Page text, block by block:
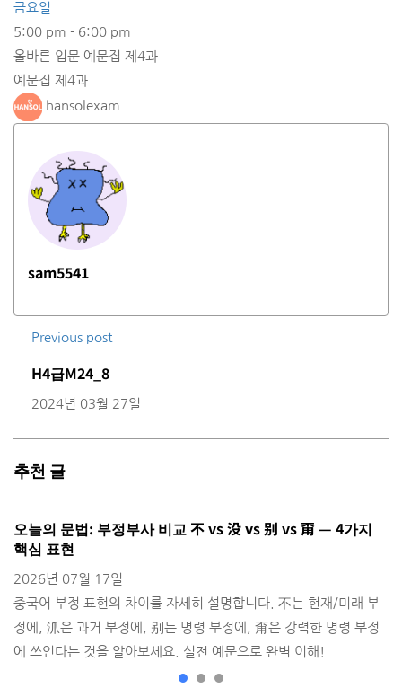
금요일
5:00 pm - 6:00 pm
올바른 입문 예문집 제4과
예문집 제4과
hansolexam
sam5541
Previous post
H4급M24_8
2024년 03월 27일
추천 글
오늘의 문법: 부정부사 비교 不 vs 没 vs 别 vs 甭 — 4가지
핵심 표현
2026년 07월 17일
중국어 부정 표현의 차이를 자세히 설명합니다. 不는 현재/미래 부
정에, 沠은 과거 부정에, 别는 명령 부정에, 甭은 강력한 명령 부정
에 쓰인다는 것을 알아보세요. 실전 예문으로 완벽 이해!